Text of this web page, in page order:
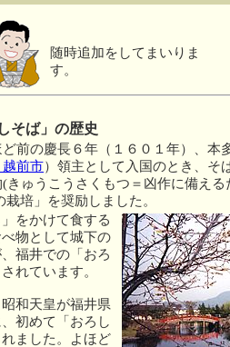
随時追加をしてまいりま
す。
そば」の歴史
前の慶長６年（１６０１年）、本
越前市）領主として入国のとき、そ
きゅうこうさくもつ＝凶作に備え
培」を奨励しました。
をかけて食する
物として城下の
福井での「おろ
れています。
和天皇が福井県
初めて「おろし
ました。よほど